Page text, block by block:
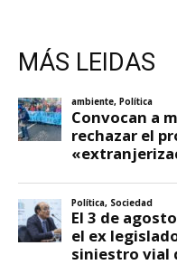
MÁS LEIDAS